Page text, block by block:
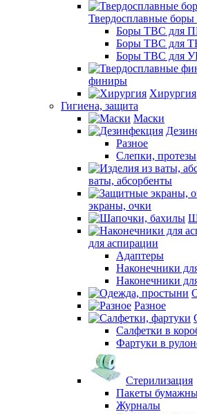
Твердосплавные
Боры ТВС для
Боры ТВС для
Боры ТВС для
финиры
Хирургия
Гигиена, защита
Маски
Разное
Слепки, протезы
ваты, абсорбенты
экраны, очки
для аспирации
Адаптеры
Наконечники
Наконечники
Разное
Салфетки в
Фартуки в
Стерилизация
Пакеты
Журналы